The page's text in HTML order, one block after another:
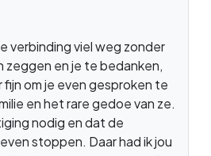
verbinding viel weg zonder
zeggen en je te bedanken,
fijn om je even gesproken te
en het rare gedoe van ze.
nodig en dat de
stoppen. Daar had ik jou